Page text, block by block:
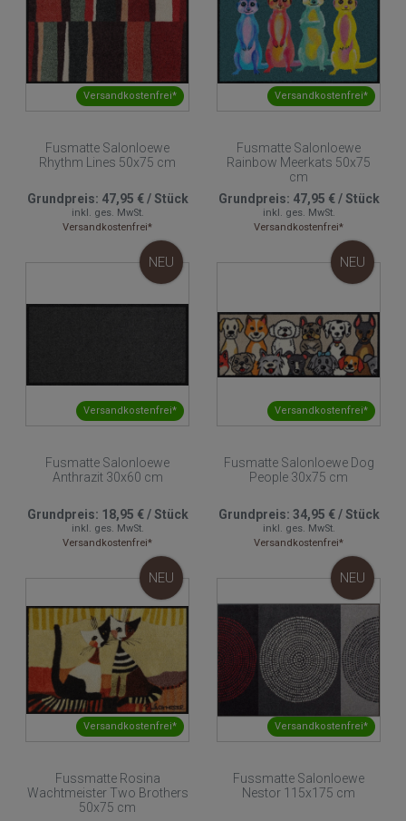
Versandkostenfrei*
Fusmatte Salonloewe
Rhythm Lines 50x75 cm
Grundpreis: 47,95 €/Stück
inkl. ges. MwSt.
Versandkostenfrei*
Versandkostenfrei*
Fusmatte Salonloewe
Rainbow Meerkats 50x75
cm
Grundpreis: 47,95 €/Stück
inkl. ges. MwSt.
Versandkostenfrei*
Versandkostenfrei*
NEU
Fusmatte Salonloewe
Anthrazit 30x60 cm
Grundpreis: 18,95 €/Stück
inkl. ges. MwSt.
Versandkostenfrei*
Versandkostenfrei*
NEU
Fusmatte Salonloewe Dog
People 30x75 cm
Grundpreis: 34,95 €/Stück
inkl. ges. MwSt.
Versandkostenfrei*
Versandkostenfrei*
NEU
Fussmatte Rosina
Wachtmeister Two Brothers
50x75 cm
Versandkostenfrei*
NEU
Fussmatte Salonloewe
Nestor 115x175 cm